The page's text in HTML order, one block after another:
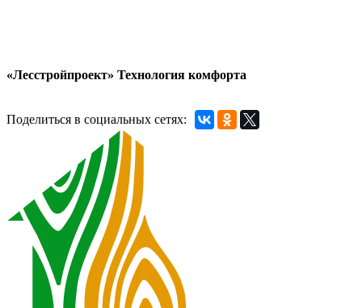
«Лесстройпроект» Технология комфорта
Поделиться в социальных сетях: